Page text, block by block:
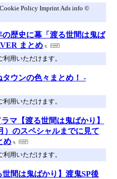
Policy Imprint Ads info ©
の歴史に幕「渡る世間は鬼ば
まとめ
用いただけます。
タウンの色々まとめ！ -
用いただけます。
マ【渡る世間は鬼ばかり】
）のスペシャルまでに見て
め
用いただけます。
世間は鬼ばかり】渡鬼SP後